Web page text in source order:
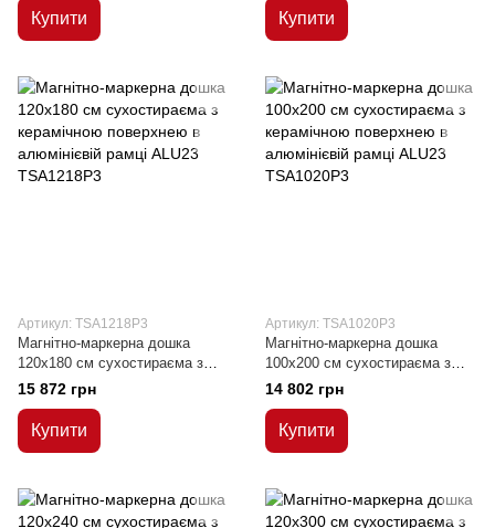
Купити Купити
Артикул: TSA1218P3
Магнітно-маркерна дошка
120x180 см сухостираєма з
керамічною поверхнею в
алюмінієвій рамці ALU23
15 872 грн
Купити
Артикул: TSA1020P3
Магнітно-маркерна дошка
100x200 см сухостираєма з
керамічною поверхнею в
алюмінієвій рамці ALU23
14 802 грн
Купити